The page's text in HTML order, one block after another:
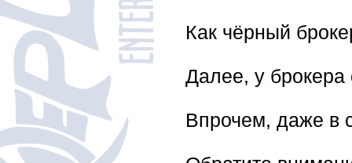
Как чёрный
Далее, у брокера
Впрочем, даже в